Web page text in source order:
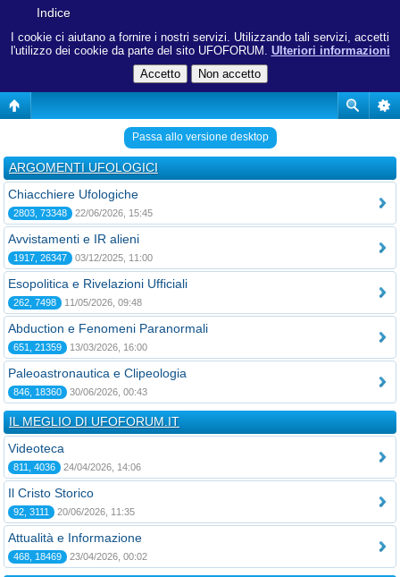
I cookie ci aiutano a fornire i nostri servizi. Utilizzando tali servizi, accetti
l'utilizzo dei cookie da parte del sito UFOFORUM. Ulteriori informazioni
Indice
Passa allo versione desktop
ARGOMENTI UFOLOGICI
Chiacchiere Ufologiche
2803, 73348 22/06/2026, 15:45
Avvistamenti e IR alieni
1917, 26347 03/12/2025, 11:00
Esopolitica e Rivelazioni Ufficiali
262, 7498 11/05/2026, 09:48
Abduction e Fenomeni Paranormali
651, 21359 13/03/2026, 16:00
Paleoastronautica e Clipeologia
846, 18360 30/06/2026, 00:43
IL MEGLIO DI UFOFORUM.IT
Videoteca
811, 4036 24/04/2026, 14:06
Il Cristo Storico
92, 3111 20/06/2026, 11:35
Attualità e Informazione
468, 18469 23/04/2026, 00:02